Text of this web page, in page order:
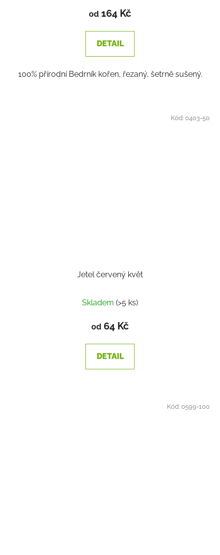
produktu
je
3,5
z
hvězdiček.
od 164 Kč
DETAIL
100% přírodní Bedrník kořen, řezaný, šetrně sušený.
Jetel červený květ
Skladem (>5 ks)
od 64 Kč
DETAIL
Kód:0403-50
Kód:0599-100